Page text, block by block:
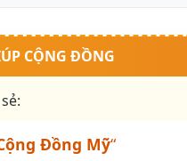
CỘNG ĐỒNG
Đồng Mỹ“